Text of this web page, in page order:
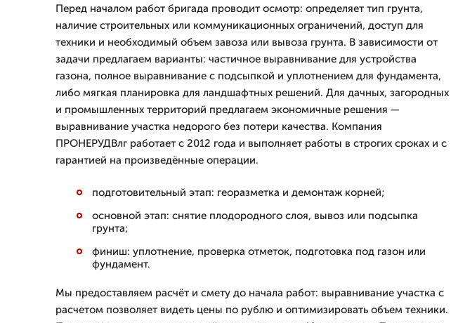
Перед началом работ бригада проводит осмотр: определяет тип грунта,
наличие строительных или коммуникационных ограничений, доступ для
техники и необходимый объем завоза или вывоза грунта. В зависимости от
задачи предлагаем варианты: частичное выравнивание для устройства
газона, полное выравнивание с подсыпкой и уплотнением для фундамента,
либо мягкая планировка для ландшафтных решений. Для дачных, загородных
и промышленных территорий предлагаем экономичные решения —
выравнивание участка недорого без потери качества. Компания
ПРОНЕРУДВлг работает с 2012 года и выполняет работы в строгих сроках и с
гарантией на произведённые операции.
подготовительный этап: георазметка и демонтаж корней;
основной этап: снятие плодородного слоя, вывоз или подсыпка
грунта;
финиш: уплотнение, проверка отметок, подготовка под газон или
фундамент.
Мы предоставляем расчёт и смету до начала работ: выравнивание участка с
расчетом позволяет видеть цены по рублю и оптимизировать объем техники.